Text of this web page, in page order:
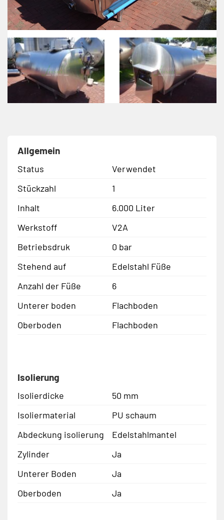
Allgemein
Status
Verwendet
Stückzahl
1
Inhalt
6.000 Liter
Werkstoff
V2A
Betriebsdruk
0 bar
Stehend auf
Edelstahl Füße
Anzahl der Füße
6
Unterer boden
Flachboden
Oberboden
Flachboden
Isolierung
Isolierdicke
50 mm
Isoliermaterial
PU schaum
Abdeckung isolierung
Edelstahlmantel
Zylinder
Ja
Unterer Boden
Ja
Oberboden
Ja